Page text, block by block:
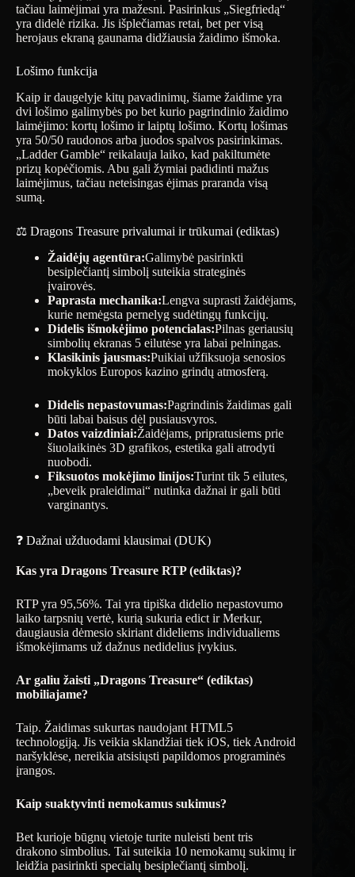
tačiau laimėjimai yra mažesni. Pasirinkus „Siegfriedą“
yra didelė rizika. Jis išplečiamas retai, bet per visą
herojaus ekraną gaunama didžiausia žaidimo išmoka.
Lošimo funkcija
Kaip ir daugelyje kitų pavadinimų, šiame žaidime yra
dvi lošimo galimybės po bet kurio pagrindinio žaidimo
laimėjimo: kortų lošimo ir laiptų lošimo. Kortų lošimas
yra 50/50 raudonos arba juodos spalvos pasirinkimas.
„Ladder Gamble“ reikalauja laiko, kad pakiltumėte
prizų kopėčiomis. Abu gali žymiai padidinti mažus
laimėjimus, tačiau neteisingas ėjimas praranda visą
sumą.
⚖️ Dragons Treasure privalumai ir trūkumai (ediktas)
Žaidėjų agentūra:Galimybė pasirinkti
besiplečiantį simbolį suteikia strateginės
įvairovės.
Paprasta mechanika:Lengva suprasti žaidėjams,
kurie nemėgsta pernelyg sudėtingų funkcijų.
Didelis išmokėjimo potencialas:Pilnas geriausių
simbolių ekranas 5 eilutėse yra labai pelningas.
Klasikinis jausmas:Puikiai užfiksuoja senosios
mokyklos Europos kazino grindų atmosferą.
Didelis nepastovumas:Pagrindinis žaidimas gali
būti labai baisus dėl pusiausvyros.
Datos vaizdiniai:Žaidėjams, pripratusiems prie
šiuolaikinės 3D grafikos, estetika gali atrodyti
nuobodi.
Fiksuotos mokėjimo linijos:Turint tik 5 eilutes,
„beveik praleidimai“ nutinka dažnai ir gali būti
varginantys.
❓ Dažnai užduodami klausimai (DUK)
Kas yra Dragons Treasure RTP (ediktas)?
RTP yra 95,56%. Tai yra tipiška didelio nepastovumo
laiko tarpsnių vertė, kurią sukuria edict ir Merkur,
daugiausia dėmesio skiriant dideliems individualiems
išmokėjimams už dažnus nedidelius įvykius.
Ar galiu žaisti „Dragons Treasure“ (ediktas)
mobiliajame?
Taip. Žaidimas sukurtas naudojant HTML5
technologiją. Jis veikia sklandžiai tiek iOS, tiek Android
naršyklėse, nereikia atsisiųsti papildomos programinės
įrangos.
Kaip suaktyvinti nemokamus sukimus?
Bet kurioje būgnų vietoje turite nuleisti bent tris
drakono simbolius. Tai suteikia 10 nemokamų sukimų ir
leidžia pasirinkti specialų besiplečiantį simbolį.